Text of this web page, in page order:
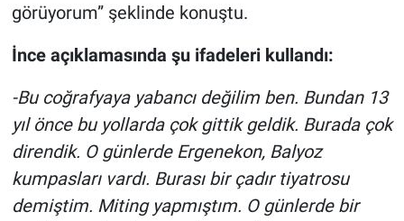
görüyorum” şeklinde konuştu.
İnce açıklamasında şu ifadeleri kullandı:
-Bu coğrafyaya yabancı değilim ben. Bundan 13
yıl önce bu yollarda çok gittik geldik. Burada çok
direndik. O günlerde Ergenekon, Balyoz
kumpasları vardı. Burası bir çadır tiyatrosu
demiştim. Miting yapmıştım. O günlerde bir
Yerel Gündem
Yerel Yaşam
Canlı Yayın